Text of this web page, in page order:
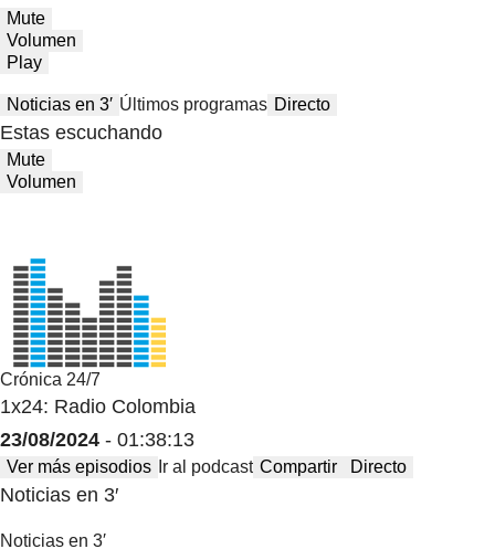
Mute
Volumen
Play
Noticias en 3′ Últimos programas Directo
Estas escuchando
Mute
Volumen
Crónica 24/7
1x24: Radio Colombia
23/08/2024 - 01:38:13
Ver más episodios Ir al podcast Compartir Directo
Noticias en 3′
Noticias en 3′